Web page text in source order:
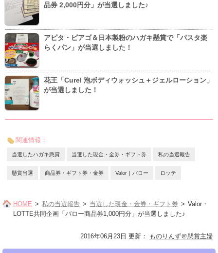
品券 2,000円分」が当選しました♪
アピタ・ピアゴ＆日本製粉のハガキ懸賞で「パスタ楽
らくパン」が当選しました！
花王「Curel 泡ボディウォッシュ＋ジェルローション」
が当選しました！
関連情報：
当選したハガキ懸賞 当選した現金・金券・ギフト券 私の当選報告
懸賞当選 商品券・ギフト券・金券 Valor｜バロー ロッテ
HOME 私の当選報告 当選した現金・金券・ギフト券
Valor・
LOTTE共同企画「バロー商品券1,000円分」が当選しました♪
2016年06月23日 更新 ： ものりんず＠懸賞主婦